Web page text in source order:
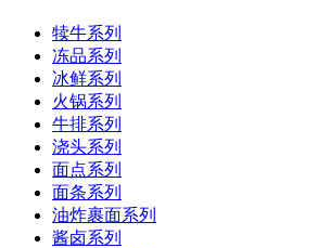
犊牛系列
冻品系列
冰鲜系列
火锅系列
牛排系列
浇头系列
面点系列
面条系列
油炸裹面系列
酱卤系列